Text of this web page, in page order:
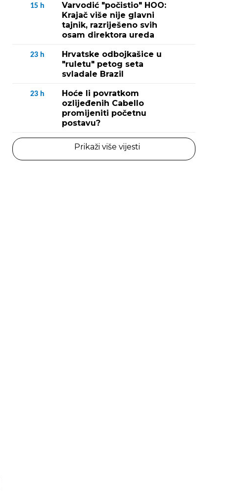
15 h
Varvodić "počistio" HOO:
Krajač više nije glavni
tajnik, razriješeno svih
osam direktora ureda
23 h
Hrvatske odbojkašice u
"ruletu" petog seta
svladale Brazil
23 h
Hoće li povratkom
ozlijeđenih Cabello
promijeniti početnu
postavu?
Prikaži više vijesti